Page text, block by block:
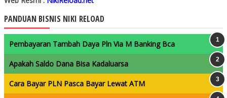
PANDUAN BISNIS NIKI RELOAD
Pembayaran Tambah Daya Pln Via M Banking Bca
Apakah Saldo Dana Bisa Kadaluarsa
Cara Bayar PLN Pasca Bayar Lewat ATM